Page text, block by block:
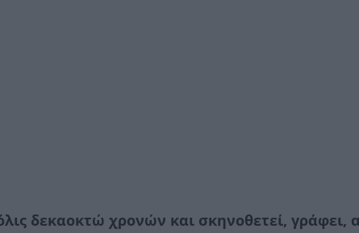
δεκαοκτώ χρονών και σκηνοθετεί, γράφει,